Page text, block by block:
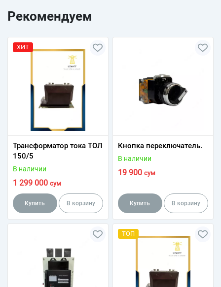
Рекомендуем
ХИТ
Трансформатор тока ТОЛ
150/5
В наличии
1 299 000 сум
Купить В корзину
Кнопка переключатель.
В наличии
19 900 сум
Купить В корзину
ТОП